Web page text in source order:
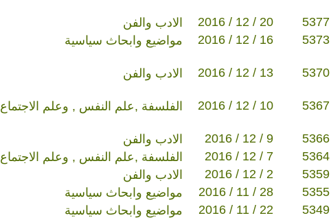
الادب والفن 2016 / 12 / 20 5377
مواضيع وابحاث سياسية
2016 / 12 / 16 5373
الادب والفن 2016 / 12 / 13 5370
الفلسفة ,علم النفس , وعلم الاجتماع 2016 / 12 / 10 5367
الادب والفن 2016 / 12 / 9 5366
الفلسفة ,علم النفس , وعلم الاجتماع
2016 / 12 / 7 5364
الادب والفن
2016 / 12 / 2 5359
مواضيع وابحاث سياسية
2016 / 11 / 28 5355
مواضيع وابحاث سياسية
2016 / 11 / 22 5349